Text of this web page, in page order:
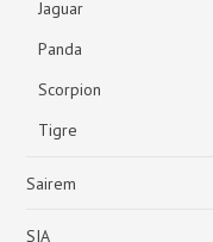
Jaguar
Panda
Scorpion
Tigre
Sairem
SIA